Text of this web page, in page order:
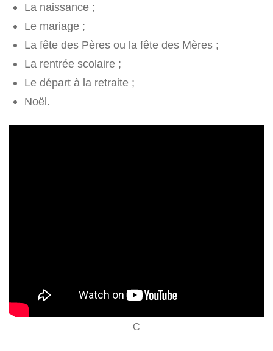
La naissance ;
Le mariage ;
La fête des Pères ou la fête des Mères ;
La rentrée scolaire ;
Le départ à la retraite ;
Noël.
C